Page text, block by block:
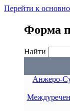
Перейти к
Форма
Найти
Анжеро-